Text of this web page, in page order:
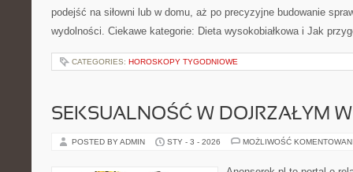
podejść na siłowni lub w domu, aż po precyzyjne budowanie
wydolności. Ciekawe kategorie: Dieta wysokobiałkowa i Jak
CATEGORIES: HOROSKOPY TYGODNIOWE
SEKSUALNOŚĆ W DOJRZAŁYM
POSTED BY ADMIN STY - 3 - 2026 MOŻLIWOŚĆ